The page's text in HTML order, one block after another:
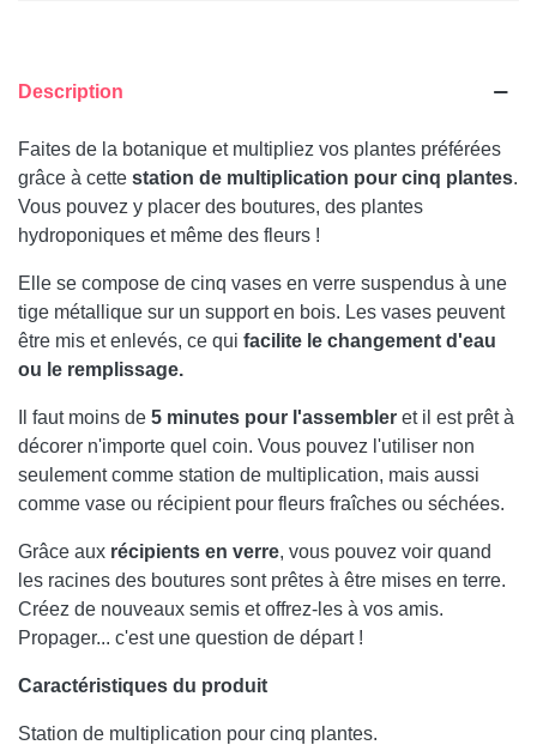
Description
Faites de la botanique et multipliez vos plantes préférées
grâce à cette station de multiplication pour cinq plantes.
Vous pouvez y placer des boutures, des plantes
hydroponiques et même des fleurs !
Elle se compose de cinq vases en verre suspendus à une
tige métallique sur un support en bois. Les vases peuvent
être mis et enlevés, ce qui facilite le changement d'eau
ou le remplissage.
Il faut moins de 5 minutes pour l'assembler et il est prêt à
décorer n'importe quel coin. Vous pouvez l'utiliser non
seulement comme station de multiplication, mais aussi
comme vase ou récipient pour fleurs fraîches ou séchées.
Grâce aux récipients en verre, vous pouvez voir quand
les racines des boutures sont prêtes à être mises en terre.
Créez de nouveaux semis et offrez-les à vos amis.
Propager... c'est une question de départ !
Caractéristiques du produit
Station de multiplication pour cinq plantes.